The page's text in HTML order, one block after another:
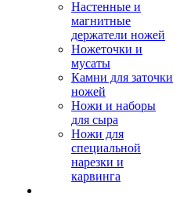
Настенные и
магнитные
держатели ножей
Ножеточки и
мусаты
Камни для заточки
ножей
Ножи и наборы
для сыра
Ножи для
специальной
нарезки и
карвинга